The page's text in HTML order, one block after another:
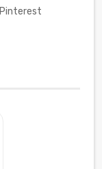
Pinterest